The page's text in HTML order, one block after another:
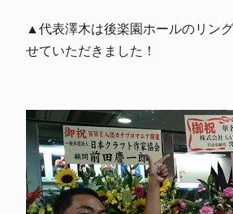
▲代表澤木は後楽園ホールのリン
せていただきました！